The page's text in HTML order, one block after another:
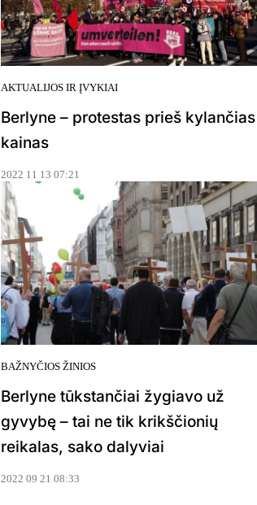
AKTUALIJOS IR ĮVYKIAI
Berlyne – protestas prieš kylančias
kainas
2022 11 13 07:21
BAŽNYČIOS ŽINIOS
Berlyne tūkstančiai žygiavo už
gyvybę – tai ne tik krikščionių
reikalas, sako dalyviai
2022 09 21 08:33